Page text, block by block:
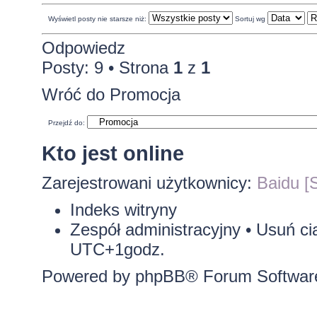
Wyświetl posty nie starsze niż: Sortuj wg
Odpowiedz
Posty: 9 • Strona 1z 1
Wróć do Promocja
Przejdź do:
Kto jest online
Zarejestrowani użytkownicy: Baidu
Indeks witryny
Zespół administracyjny• Usuń
UTC+1godz.
Powered by phpBB® Forum